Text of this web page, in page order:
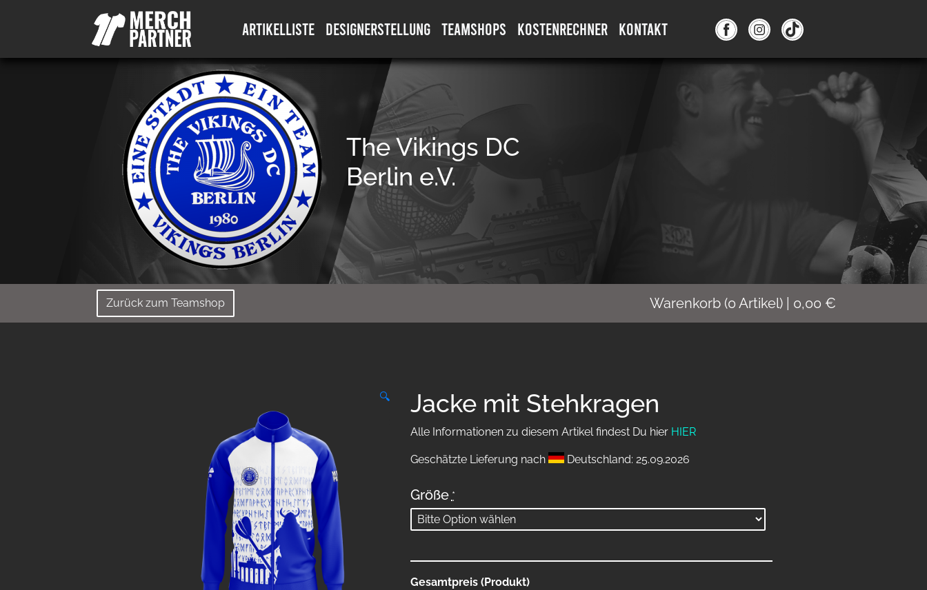
ARTIKELLISTE DESIGNERSTELLUNG TEAMSHOPS KOSTENRECHNER KONTAKT
The Vikings DC
Berlin e.V.
Zurück zum Teamshop Warenkorb (0 Artikel) 0,00 €
🔍 Jacke mit Stehkragen
Alle Informationen zu diesem Artikel findest Du hier HIER
Geschätzte Lieferung nach Deutschland: 25.09.2026
Größe *
Gesamtpreis (Produkt)